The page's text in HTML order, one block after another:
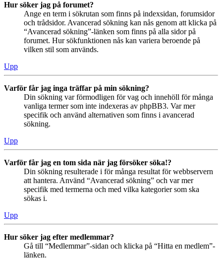
Hur söker jag på forumet?
Ange en term i sökrutan som finns på indexsidan, forumsidor
och trådsidor. Avancerad sökning kan nås genom att klicka på
“Avancerad sökning”-länken som finns på alla sidor på
forumet. Hur sökfunktionen nås kan variera beroende på
vilken stil som används.
Upp
Varför får jag inga träffar på min sökning?
Din sökning var förmodligen för vag och innehöll för många
vanliga termer som inte indexeras av phpBB3. Var mer
specifik och använd alternativen som finns i avancerad
sökning.
Upp
Varför får jag en tom sida när jag försöker söka!?
Din sökning resulterade i för många resultat för webbservern
att hantera. Använd “Avancerad sökning” och var mer
specifik med termerna och med vilka kategorier som ska
sökas i.
Upp
Hur söker jag efter medlemmar?
Gå till “Medlemmar”-sidan och klicka på “Hitta en medlem”-
länken.